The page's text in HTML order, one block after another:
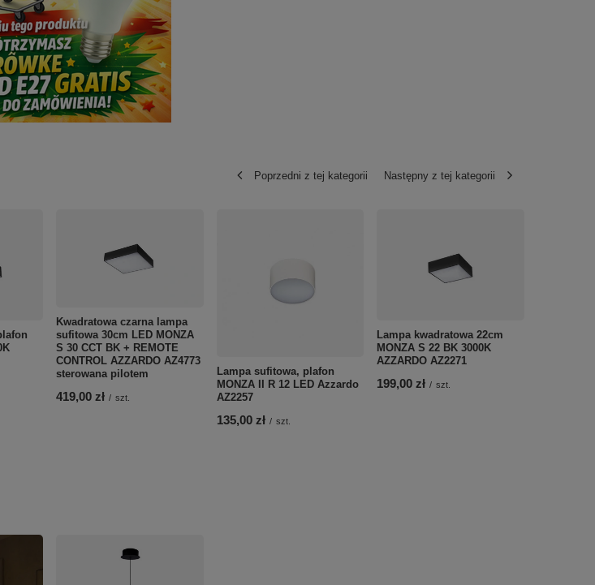
Poprzedni z tej kategorii Następny z tej kategorii
Kwadratowa czarna lampa
sufitowa 30cm LED MONZA
S 30 CCT BK + REMOTE
CONTROL AZZARDO AZ4773
sterowana pilotem
419,00 zł / szt.
Lampa sufitowa, plafon
MONZA II R 12 LED Azzardo
AZ2257
135,00 zł / szt.
Lampa kwadratowa 22cm
MONZA S 22 BK 3000K
AZZARDO AZ2271
199,00 zł / szt.